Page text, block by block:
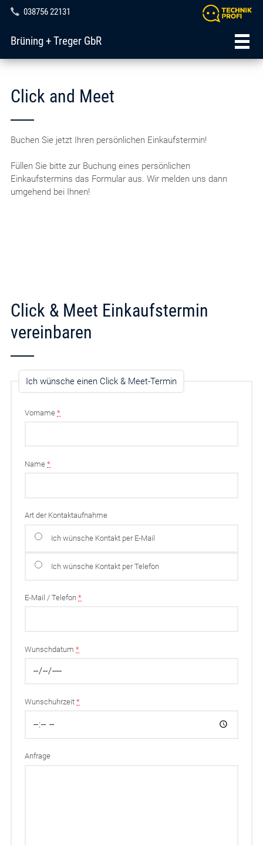
038756 22131
Brüning + Treger GbR
Click and Meet
Buchen Sie jetzt Ihren persönlichen Einkaufstermin!
Füllen Sie bitte zur Buchung eines persönlichen
Einkaufstermins das Formular aus. Wir melden uns dann
umgehend bei Ihnen!
Click & Meet Einkaufstermin
vereinbaren
Ich wünsche einen Click & Meet-Termin
Vorname*
Name*
Art der Kontaktaufnahme
Ich wünsche Kontakt per E-Mail
Ich wünsche Kontakt per Telefon
E-Mail / Telefon*
Wunschdatum*
Wunschuhrzeit*
Anfrage